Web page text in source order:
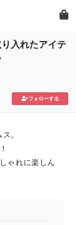
入れたアイテ
フォローする
。
ゃれに楽しん